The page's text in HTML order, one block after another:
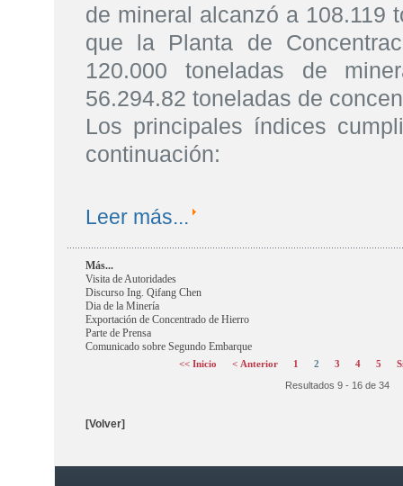
de mineral alcanzó a 108.119
que la Planta de
120.000 toneladas de
56.294.82 toneladas de
Los principales índices
continuación:
Leer más...
Más...
Visita de Autoridades
Discurso Ing. Qifang Chen
Dia de la Minería
Exportación de Concentrado de Hierro
Parte de Prensa
Comunicado sobre Segundo Embarque
<< Inicio < Anterior 1 2 3 4 5
Resultados 9 - 16 de 34
[Volver]